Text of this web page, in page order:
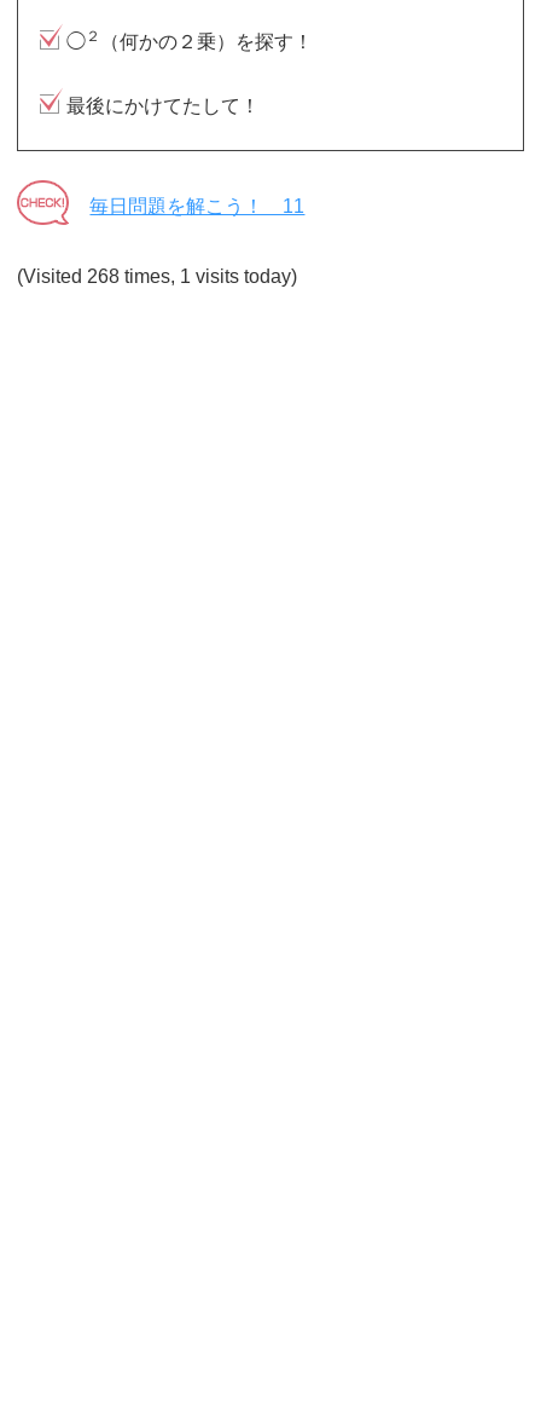
◯ ２ （何かの２乗）を探す！
最後にかけてたして！
毎日問題を解こう！ 11
(Visited 268 times, 1 visits today)